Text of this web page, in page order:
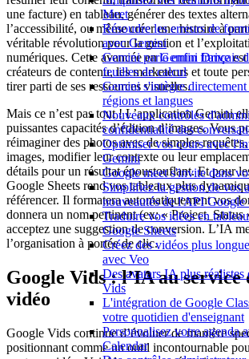
Meet
Résoudre les erreurs de
avec Gemini
Gemini parle enfin français
feuilles de calcul
Gemini s'intègre
régions et langues
Nouveaux contrôles
confidentialité des
Optimiser vos cours avec
Gemini
Google meet s'invite dans
Simplifiez la gestion de vos
nouveautés de l'API Google
Traduire vos idées en
Google Sheets
Créez des vidéos plus
avec Veo
Des avatars IA plus
Vids
L'intégration de Google
votre quotidien d'enseignant
Personnalisez votre agenda
Calendar
une facture) en tableau, générer des textes
l’accessibilité, ou même créer une histoire à
véritable révolution pour la gestion et
numériques. Cette avancée enGemini Driveest
créateurs de contenu, les marketeurs et toute
tirer parti de ses ressources visuelles.
Mais ce n’est pas tout ! L’application Gemini
puissantes capacités d’édition d’images. Vous
réimaginer des photos avec de simples
images, modifier leur contexte ou leur
détails pour un résultat époustouflant. Et pour
Google Sheets rend vos tableaux plus
référencer. Il formatera automatiquement vos
donnera un nom pertinent (ex: « Project_Status
acceptez une suggestion de conversion. L’IA
l’organisation à portée de clic.
Google Vids : l’IA au service
vidéo
Google Vids continue d’évoluer de manière
positionnant comme un outil incontournable